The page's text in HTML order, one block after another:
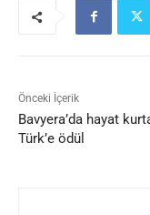
Önceki İçerik
Bavyera’da hayat
Türk’e ödül